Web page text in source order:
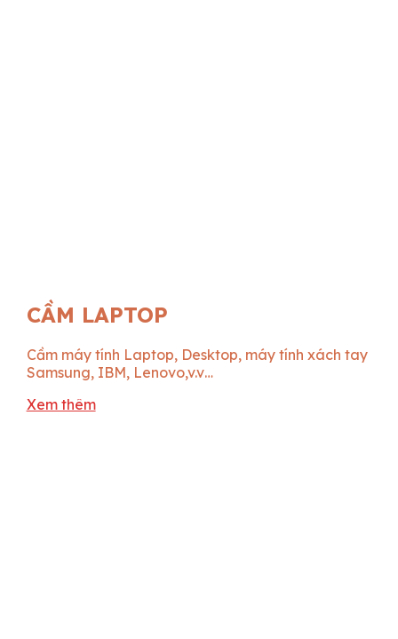
CẦM LAPTOP
Cầm máy tính Laptop, Desktop, máy tính xách tay
Samsung, IBM, Lenovo,v.v…
Xem thêm